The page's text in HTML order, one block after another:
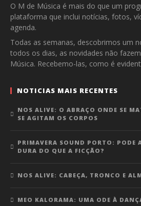
O M de Música é mais do que um
plataforma que inclui notícias, fotos,
agenda.
Todas as semanas, descobrimos um
todos os dias, as novidades não
Música. Recebemo-las, como é
NOTICIAS MAIS RECENTES
NOS ALIVE: O ABRAÇO ONDE SE
SE AGITAM OS CORPOS
PRIMAVERA SOUND PORTO: PODE
DURA DO QUE A FICÇÃO?
NOS ALIVE: CABEÇA, TRONCO E
MEO KALORAMA: UMA ODE À